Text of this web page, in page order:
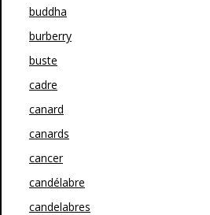
buddha
burberry
buste
cadre
canard
canards
cancer
candélabre
candelabres